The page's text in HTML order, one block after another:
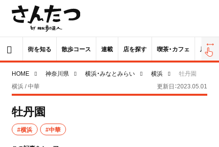
街を知る 散歩コース 連載 店を探す 喫茶・カフェ 居酒屋
HOME 神奈川県 横浜・みなとみらい 横浜
牡丹園
横浜 / 中華
更新日：2023.05.01
牡丹園
#横浜 #中華